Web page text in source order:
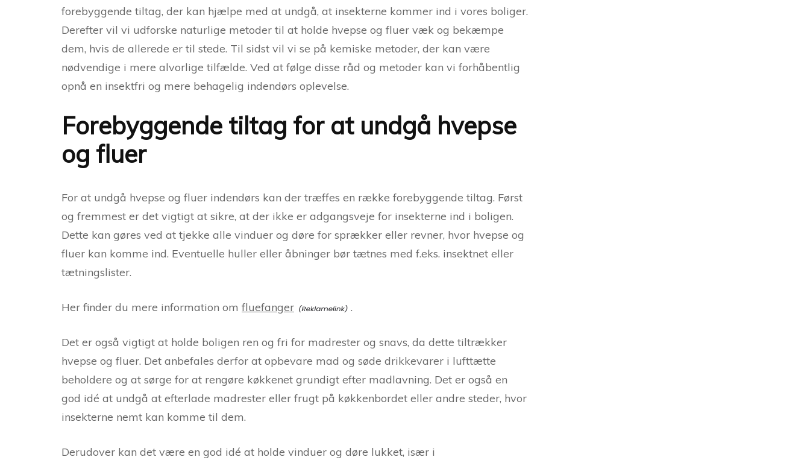
forebyggende tiltag, der kan hjælpe med at undgå, at insekterne kommer ind i vores boliger.
Derefter vil vi udforske naturlige metoder til at holde hvepse og fluer væk og bekæmpe
dem, hvis de allerede er til stede. Til sidst vil vi se på kemiske metoder, der kan være
nødvendige i mere alvorlige tilfælde. Ved at følge disse råd og metoder kan vi forhåbentlig
opnå en insektfri og mere behagelig indendørs oplevelse.
Forebyggende tiltag for at undgå hvepse
og fluer
For at undgå hvepse og fluer indendørs kan der træffes en række forebyggende tiltag. Først
og fremmest er det vigtigt at sikre, at der ikke er adgangsveje for insekterne ind i boligen.
Dette kan gøres ved at tjekke alle vinduer og døre for sprækker eller revner, hvor hvepse og
fluer kan komme ind. Eventuelle huller eller åbninger bør tætnes med f.eks. insektnet eller
tætningslister.
Her finder du mere information om fluefanger .
Det er også vigtigt at holde boligen ren og fri for madrester og snavs, da dette tiltrækker
hvepse og fluer. Det anbefales derfor at opbevare mad og søde drikkevarer i lufttætte
beholdere og at sørge for at rengøre køkkenet grundigt efter madlavning. Det er også en
god idé at undgå at efterlade madrester eller frugt på køkkenbordet eller andre steder, hvor
insekterne nemt kan komme til dem.
Derudover kan det være en god idé at holde vinduer og døre lukket, især i